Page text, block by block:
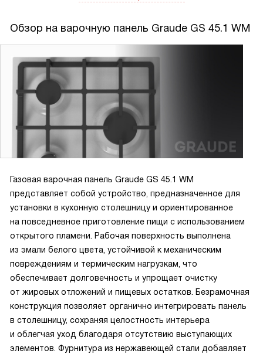
Обзор на варочную панель Graude GS 45.1 WM
Газовая варочная панель Graude GS 45.1 WM
представляет собой устройство, предназначенное для
установки в кухонную столешницу и ориентированное
на повседневное приготовление пищи с использованием
открытого пламени. Рабочая поверхность выполнена
из эмали белого цвета, устойчивой к механическим
повреждениям и термическим нагрузкам, что
обеспечивает долговечность и упрощает очистку
от жировых отложений и пищевых остатков. Безрамочная
конструкция позволяет органично интегрировать панель
в столешницу, сохраняя целостность интерьера
и облегчая уход благодаря отсутствию выступающих
элементов. Фурнитура из нержавеющей стали добавляет